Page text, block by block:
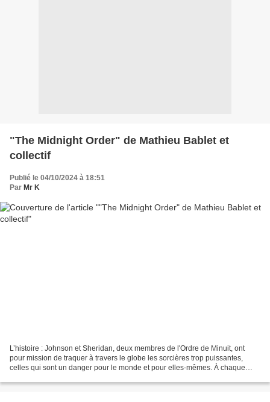
"The Midnight Order" de Mathieu Bablet et
collectif
Publié le 04/10/2024 à 18:51
Par Mr K
L’histoire : Johnson et Sheridan, deux membres de l'Ordre de Minuit, ont
pour mission de traquer à travers le globe les sorcières trop puissantes,
celles qui sont un danger pour le monde et pour elles-mêmes. À chaque